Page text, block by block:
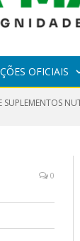
OFICIAIS
0